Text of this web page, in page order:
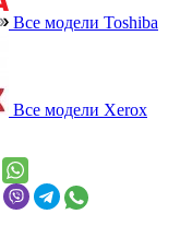
Все модели Toshiba
Все модели Xerox